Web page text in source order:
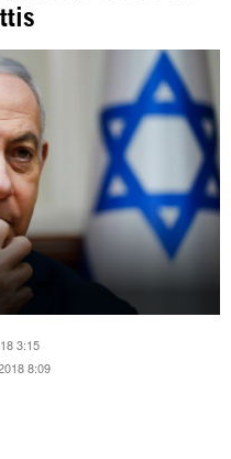
c/hispantv
hispan_tv
3:15
8:09